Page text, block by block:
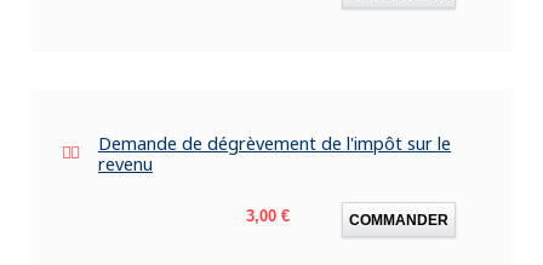
Demande de dégrèvement de l'impôt sur le
revenu
Prix
3,00 € COMMANDER